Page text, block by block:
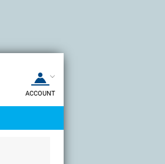
ACCOUNT